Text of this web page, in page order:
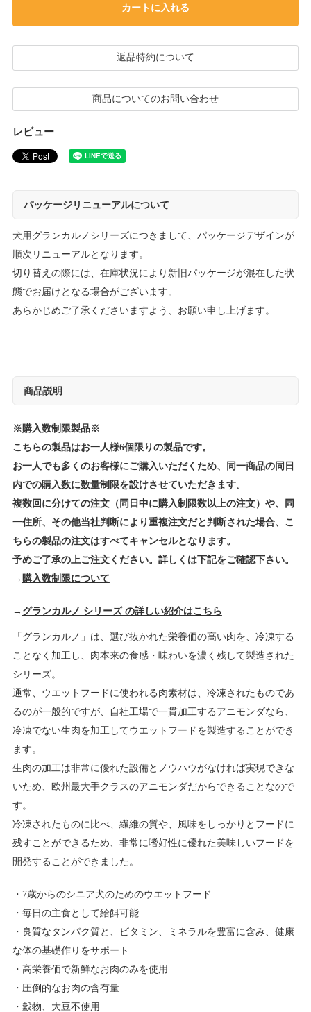
カートに入れる
返品特約について
商品についてのお問い合わせ
レビュー
パッケージリニューアルについて
犬用グランカルノシリーズにつきまして、パッケージデザインが
順次リニューアルとなります。
切り替えの際には、在庫状況により新旧パッケージが混在した状
態でお届けとなる場合がございます。
あらかじめご了承くださいますよう、お願い申し上げます。
商品説明
※購入数制限製品※
こちらの製品はお一人様6個限りの製品です。
お一人でも多くのお客様にご購入いただくため、同一商品の同日
内での購入数に数量制限を設けさせていただきます。
複数回に分けての注文（同日中に購入制限数以上の注文）や、同
一住所、その他当社判断により重複注文だと判断された場合、こ
ちらの製品の注文はすべてキャンセルとなります。
予めご了承の上ご注文ください。詳しくは下記をご確認下さい。
→ 購入数制限について
→ グランカルノ シリーズ の詳しい紹介はこちら
「グランカルノ」は、選び抜かれた栄養価の高い肉を、冷凍する
ことなく加工し、肉本来の食感・味わいを濃く残して製造された
シリーズ。
通常、ウエットフードに使われる肉素材は、冷凍されたものであ
るのが一般的ですが、自社工場で一貫加工するアニモンダなら、
冷凍でない生肉を加工してウエットフードを製造することができ
ます。
生肉の加工は非常に優れた設備とノウハウがなければ実現できな
いため、欧州最大手クラスのアニモンダだからできることなので
す。
冷凍されたものに比べ、繊維の質や、風味をしっかりとフードに
残すことができるため、非常に嗜好性に優れた美味しいフードを
開発することができました。
7歳からのシニア犬のためのウエットフード
毎日の主食として給餌可能
良質なタンパク質と、ビタミン、ミネラルを豊富に含み、健康
な体の基礎作りをサポート
高栄養価で新鮮なお肉のみを使用
圧倒的なお肉の含有量
穀物、大豆不使用